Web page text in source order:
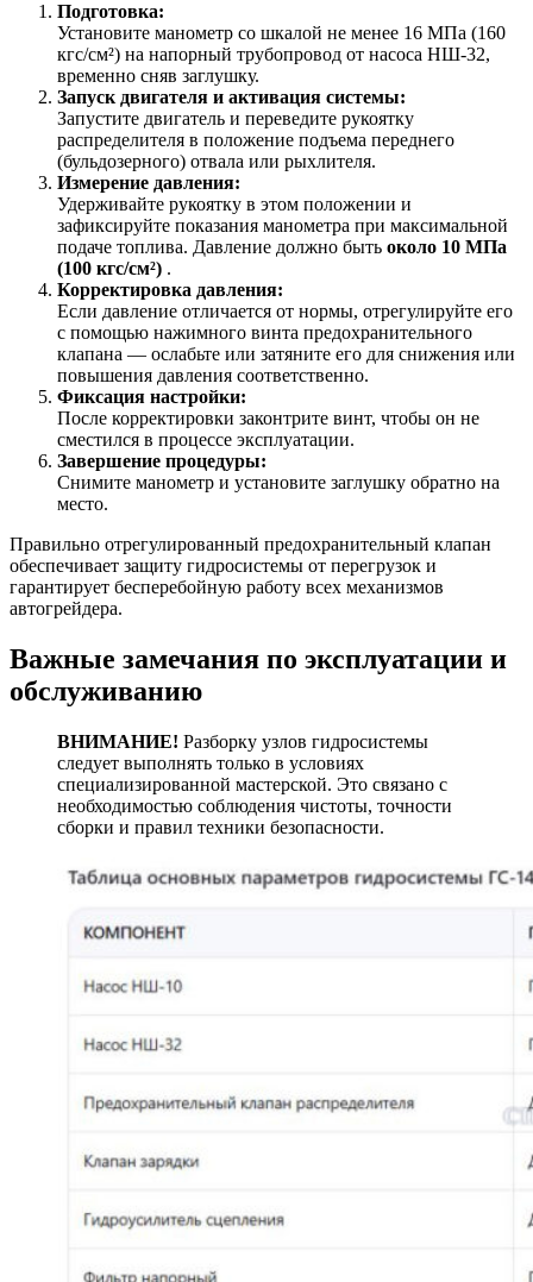
Подготовка:
Установите манометр со шкалой не менее 16 МПа (160
кгс/см²) на напорный трубопровод от насоса НШ-32,
временно сняв заглушку.
Запуск двигателя и активация системы:
Запустите двигатель и переведите рукоятку
распределителя в положение подъема переднего
(бульдозерного) отвала или рыхлителя.
Измерение давления:
Удерживайте рукоятку в этом положении и
зафиксируйте показания манометра при максимальной
подаче топлива. Давление должно быть около 10 МПа
(100 кгс/см²) .
Корректировка давления:
Если давление отличается от нормы, отрегулируйте его
с помощью нажимного винта предохранительного
клапана — ослабьте или затяните его для снижения или
повышения давления соответственно.
Фиксация настройки:
После корректировки законтрите винт, чтобы он не
сместился в процессе эксплуатации.
Завершение процедуры:
Снимите манометр и установите заглушку обратно на
место.
Правильно отрегулированный предохранительный клапан
обеспечивает защиту гидросистемы от перегрузок и
гарантирует бесперебойную работу всех механизмов
автогрейдера.
Важные замечания по эксплуатации и
обслуживанию
ВНИМАНИЕ! Разборку узлов гидросистемы
следует выполнять только в условиях
специализированной мастерской. Это связано с
необходимостью соблюдения чистоты, точности
сборки и правил техники безопасности.